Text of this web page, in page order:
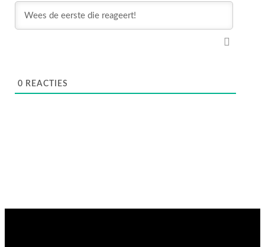
0 REACTIES